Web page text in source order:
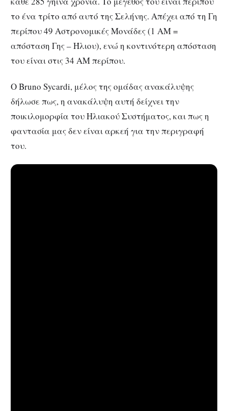
το ένα τρίτο από αυτό της Σελήνης. Απέχει από τη Γη
περίπου 49 Αστρονομικές Μονάδες (1 ΑΜ =
απόσταση Γης – Ήλιου), ενώ η κοντινότερη απόσταση
του είναι στις 34 ΑΜ περίπου.
Ο Bruno Sycardi, μέλος της ομάδας ανακάλυψης
δήλωσε πως, η ανακάλυψη αυτή δείχνει την
ποικιλομορφία του Ηλιακού Συστήματος, και πως η
φαντασία μας δεν είναι αρκεή για την περιγραφή
του.